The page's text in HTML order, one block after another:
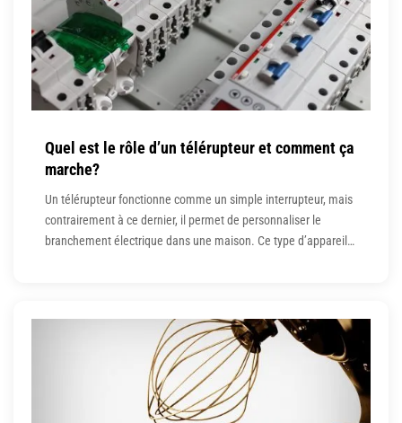
Quel est le rôle d’un télérupteur et comment ça
marche?
Un télérupteur fonctionne comme un simple interrupteur, mais
contrairement à ce dernier, il permet de personnaliser le
branchement électrique dans une maison. Ce type d’appareil
endroits. En plus d’être pratique, le